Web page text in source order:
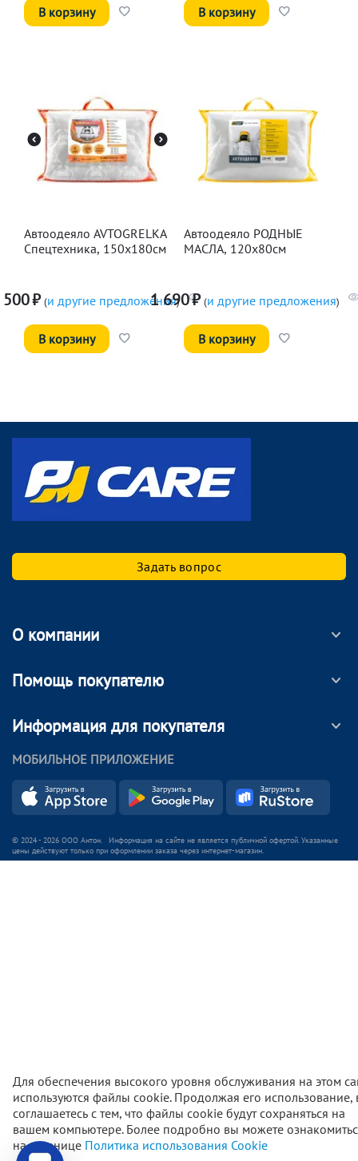
2 500 ₽ В
В корзину В корзину
Автоодеяло AVTOGRELKA
Спецтехника, 150х180см
₽ (и другие предложения)
В корзину
Автоодеяло РОДНЫЕ
МАСЛА, 120х80см
1 690₽ (и другие предложения)
В корзину
Задать вопрос
О компании
Помощь покупателю
Информация для покупателя
МОБИЛЬНОЕ ПРИЛОЖЕНИЕ
© 2024 - 2026 ООО Антон. Информация на сайте не является публичной офертой. Указанные
цены действуют только при оформлении заказа через интернет-магазин.
Для обеспечения высокого уровня обслуживания на этом
используются файлы cookie. Продолжая его использование,
соглашаетесь с тем, что файлы cookie будут сохраняться на
вашем компьютере. Более подробно вы можете
на странице Политика использования Cookie